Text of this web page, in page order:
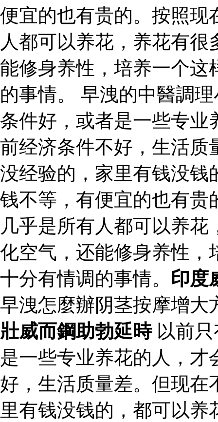
便宜的也有贵的。按照现
人都可以养花，养花有
能修身养性，培养一个这
的事情。 早洩的中醫調
条件好，或者是一些专业
前经济条件不好，生活质
没经验的，家里有钱没钱
钱不等，有便宜的也有贵
几乎是所有人都可以养
化空气，还能修身养性，
十分有情调的事情。 印度
早洩怎麼辦阴茎按摩增
壯威而鋼助勃延時以前只
是一些专业养花的人，
好，生活质量差。但现在
里有钱没钱的，都可以